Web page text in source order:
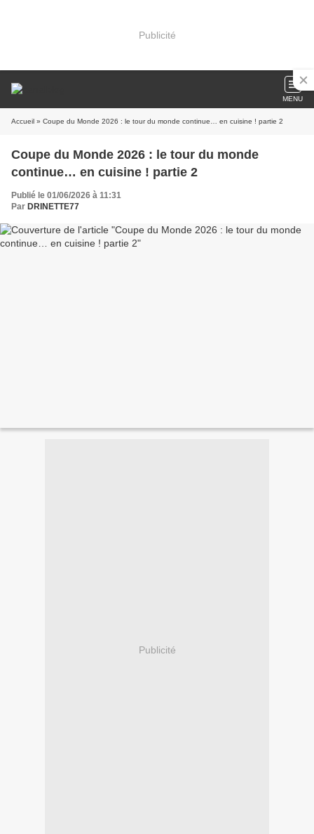
Publicité
MENU
Accueil » Coupe du Monde 2026 : le tour du monde continue… en cuisine ! partie 2
Coupe du Monde 2026 : le tour du monde
continue… en cuisine ! partie 2
Publié le 01/06/2026 à 11:31
Par DRINETTE77
Publicité